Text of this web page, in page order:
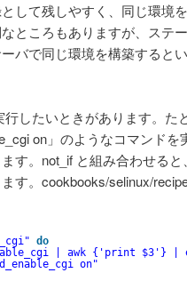
して残しやすく、同じ環境
ところもありますが、ステ
バで同じ環境を構築すると
したいときがあります。た
on」のようなコマンドを
す。not_if と組み合わせる
す。cookbooks/selinux/
do
| awk {'print $3'} |
on"